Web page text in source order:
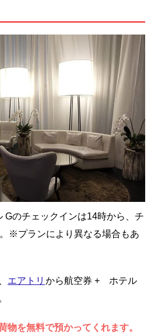
Gのチェックインは14時から、チ
※プランにより異なる場合もあ
エアトリ から航空券 + ホテル
物を無料で預かってくれます。